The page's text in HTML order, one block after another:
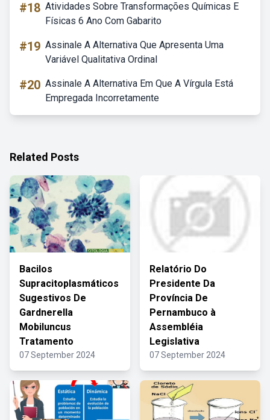
#18 Atividades Sobre Transformações Químicas E
Físicas 6 Ano Com Gabarito
#19 Assinale A Alternativa Que Apresenta Uma
Variável Qualitativa Ordinal
#20 Assinale A Alternativa Em Que A Vírgula Está
Empregada Incorretamente
Related Posts
Bacilos
Supracitoplasmáticos
Sugestivos De
Gardnerella
Mobiluncus
Tratamento
07 September 2024
Relatório Do
Presidente Da
Província De
Pernambuco à
Assembléia
Legislativa
07 September 2024